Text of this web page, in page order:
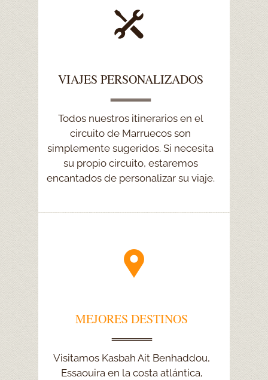
MEJORES DESTINOS
Visitamos Kasbah Ait Benhaddou,
Essaouira en la costa atlántica,
MEJORES DESTINOS
Exploramos Chefchaouen, la vida
nómada en Erg Chebbi, viajamos a
VIAJES PERSONALIZADOS
Todos nuestros itinerarios en el
circuito de Marruecos son
simplemente sugeridos. Si necesita
su propio circuito, estaremos
encantados de personalizar su viaje.
VIAJES PERSONALIZADOS
Háganos saber los destinos que
desea visitar, Sahara, la costa
atlántica o las montañas del Atlas,
díganos cuántos días desea viajar.